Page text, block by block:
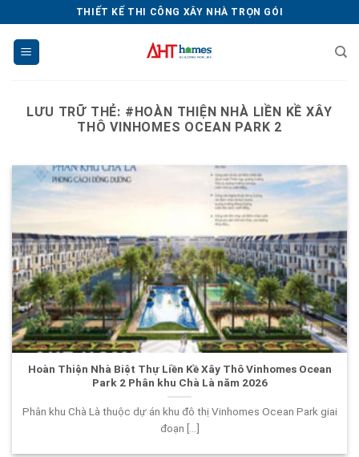
dung
THIẾT KẾ THI CÔNG XÂY NHÀ TRỌN GÓI
LƯU TRỮ THẺ: #HOÀN THIỆN NHÀ LIỀN KỀ XÂY
THÔ VINHOMES OCEAN PARK 2
Hoàn Thiện Nhà Biệt Thự Liền Kề Xây Thô Vinhomes Ocean
Park 2 Phân khu Chà Là năm 2026
Phân khu Chà Là thuộc dự án khu đô thị Vinhomes Ocean Park giai
đoạn [...]